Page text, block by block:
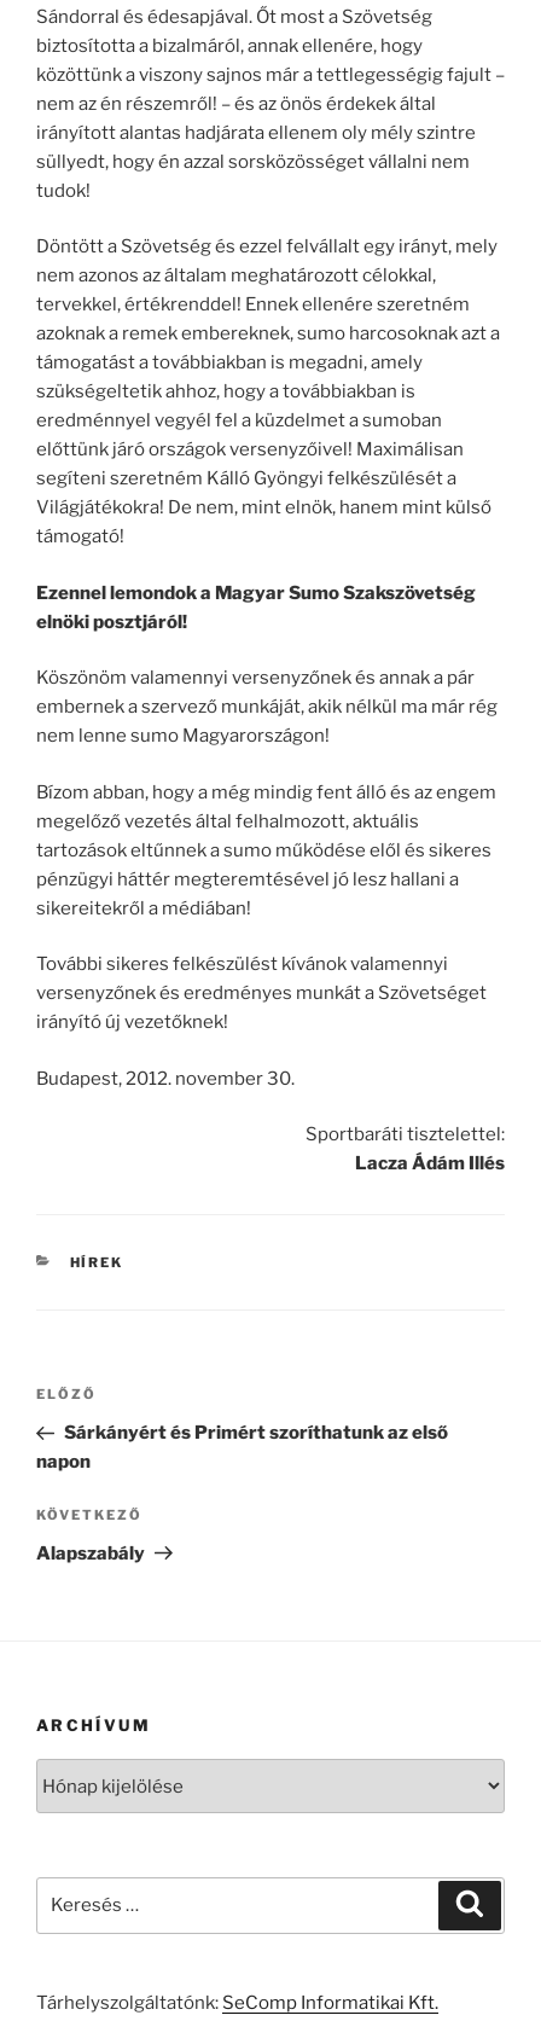
Sándorral és édesapjával. Őt most a Szövetség
biztosította a bizalmáról, annak ellenére, hogy
közöttünk a viszony sajnos már a tettlegességig fajult –
nem az én részemről! – és az önös érdekek által
irányított alantas hadjárata ellenem oly mély szintre
süllyedt, hogy én azzal sorsközösséget vállalni nem
tudok!
Döntött a Szövetség és ezzel felvállalt egy irányt, mely
nem azonos az általam meghatározott célokkal,
tervekkel, értékrenddel! Ennek ellenére szeretném
azoknak a remek embereknek, sumo harcosoknak azt a
támogatást a továbbiakban is megadni, amely
szükségeltetik ahhoz, hogy a továbbiakban is
eredménnyel vegyél fel a küzdelmet a sumoban
előttünk járó országok versenyzőivel! Maximálisan
segíteni szeretném Kálló Gyöngyi felkészülését a
Világjátékokra! De nem, mint elnök, hanem mint külső
támogató!
Ezennel lemondok a Magyar Sumo Szakszövetség
elnöki posztjáról!
Köszönöm valamennyi versenyzőnek és annak a pár
embernek a szervező munkáját, akik nélkül ma már rég
nem lenne sumo Magyarországon!
Bízom abban, hogy a még mindig fent álló és az engem
megelőző vezetés által felhalmozott, aktuális
tartozások eltűnnek a sumo működése elől és sikeres
pénzügyi háttér megteremtésével jó lesz hallani a
sikereitekről a médiában!
További sikeres felkészülést kívánok valamennyi
versenyzőnek és eredményes munkát a Szövetséget
irányító új vezetőknek!
Budapest, 2012. november 30.
Sportbaráti tisztelettel:
Lacza Ádám Illés
KATEGÓRIÁK
HÍREK
Bejegyzés
Korábbi
bejegyzés
ELŐZŐ
Sárkányért és Primért szoríthatunk az első
napon
Következő
bejegyzés
KÖVETKEZŐ
Alapszabály
ARCHÍVUM
Tárhelyszolgáltatónk: SeComp Informatikai Kft.